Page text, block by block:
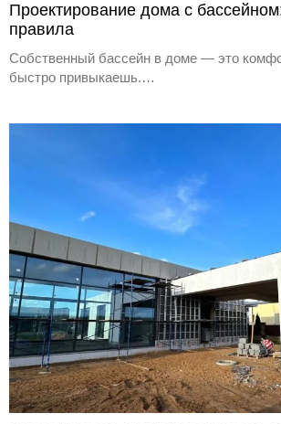
Проектирование дома с
правила
Собственный бассейн в доме — это
быстро привыкаешь.…